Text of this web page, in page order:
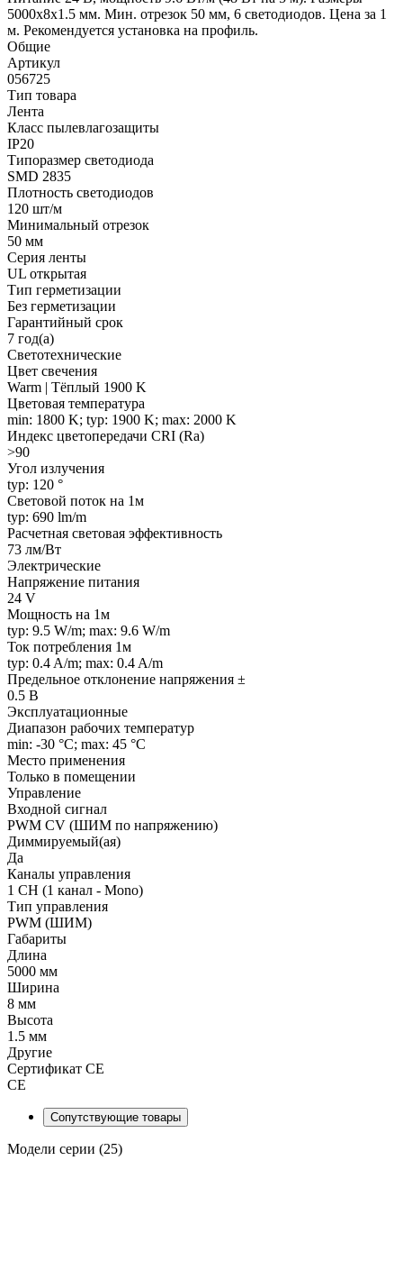
5000x8x1.5 мм. Мин. отрезок 50 мм, 6 светодиодов. Цена за 1
м. Рекомендуется установка на профиль.
Общие
Артикул
056725
Тип товара
Лента
Класс пылевлагозащиты
IP20
Типоразмер светодиода
SMD 2835
Плотность светодиодов
120 шт/м
Минимальный отрезок
50 мм
Серия ленты
UL открытая
Тип герметизации
Без герметизации
Гарантийный срок
7 год(а)
Светотехнические
Цвет свечения
Warm | Тёплый 1900 K
Цветовая температура
min: 1800 K; typ: 1900 K; max: 2000 K
Индекс цветопередачи CRI (Ra)
>90
Угол излучения
typ: 120 °
Световой поток на 1м
typ: 690 lm/m
Расчетная световая эффективность
73 лм/Вт
Электрические
Напряжение питания
24 V
Мощность на 1м
typ: 9.5 W/m; max: 9.6 W/m
Ток потребления 1м
typ: 0.4 A/m; max: 0.4 A/m
Предельное отклонение напряжения ±
0.5 В
Эксплуатационные
Диапазон рабочих температур
min: -30 °C; max: 45 °C
Место применения
Только в помещении
Управление
Входной сигнал
PWM СV (ШИМ по напряжению)
Диммируемый(ая)
Да
Каналы управления
1 CH (1 канал - Mono)
Тип управления
PWM (ШИМ)
Габариты
Длина
5000 мм
Ширина
8 мм
Высота
1.5 мм
Другие
Сертификат CE
CE
Сопутствующие товары
Модели серии (25)